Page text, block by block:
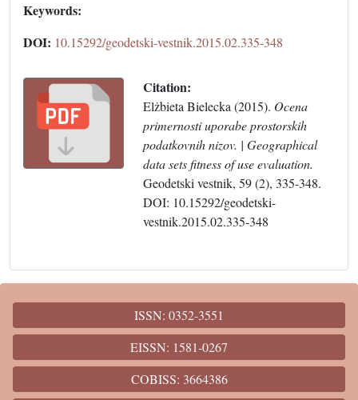
Keywords:
DOI: 10.15292/geodetski-vestnik.2015.02.335-348
Citation:
Elżbieta Bielecka (2015). Ocena
primernosti uporabe prostorskih
podatkovnih nizov. | Geographical
data sets fitness of use evaluation.
Geodetski vestnik, 59 (2), 335-348.
DOI: 10.15292/geodetski-
vestnik.2015.02.335-348
ISSN: 0352-3551
EISSN: 1581-0267
COBISS: 3664386